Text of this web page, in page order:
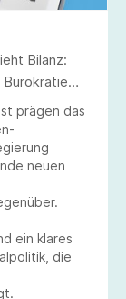
Bilanz:
prägen das
neuen
ein klares
die